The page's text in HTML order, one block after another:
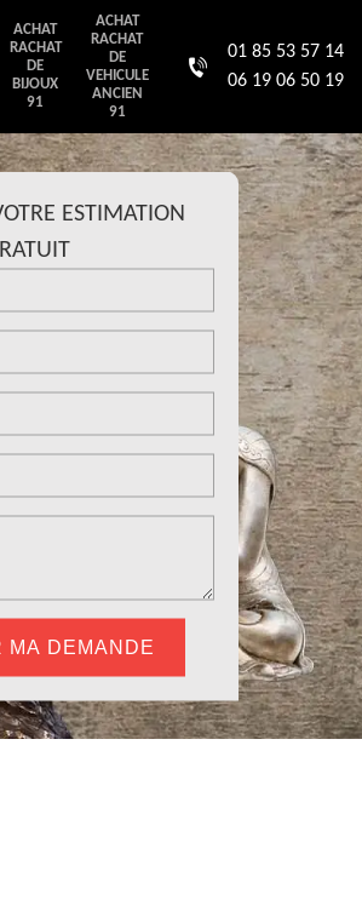
ACHAT
RACHAT
DE
BIJOUX
91
ACHAT
RACHAT
DE
VEHICULE
ANCIEN
91
01 85 53 57 14
06 19 06 50 19
ESTIMATION